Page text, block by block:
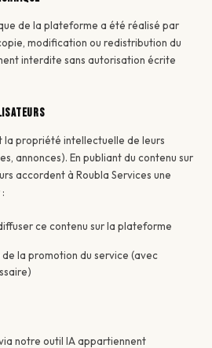
de la plateforme a été réalisé par
modification ou redistribution du
interdite sans autorisation écrite
la propriété intellectuelle de leurs
annonces). En publiant du contenu sur
accordent à Roubla Services une
ce contenu sur la plateforme
la promotion du service (avec
notre outil IA appartiennent